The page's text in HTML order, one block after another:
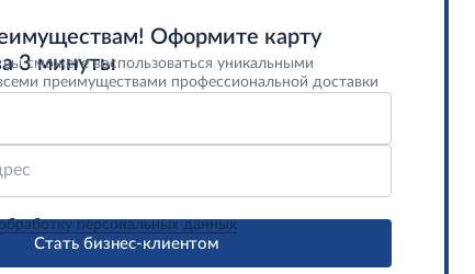
Оформите карту
3 минуты
вы сможете воспользоваться уникальными
преимуществами профессиональной доставки
персональных данных
Стать бизнес-клиентом